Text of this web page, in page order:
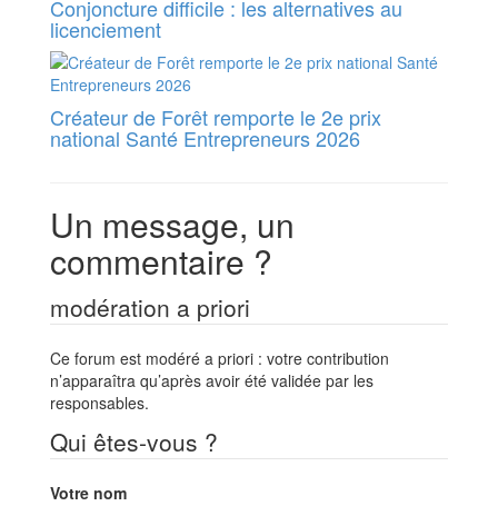
Conjoncture difficile : les alternatives au
licenciement
Créateur de Forêt remporte le 2e prix
national Santé Entrepreneurs 2026
Un message, un
commentaire ?
modération a priori
Ce forum est modéré a priori : votre contribution
n’apparaîtra qu’après avoir été validée par les
responsables.
Qui êtes-vous ?
Votre nom